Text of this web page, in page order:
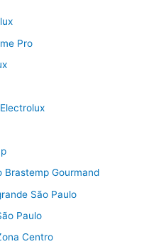
Pro
Brastemp Gourmand
São Paulo
Paulo
Centro